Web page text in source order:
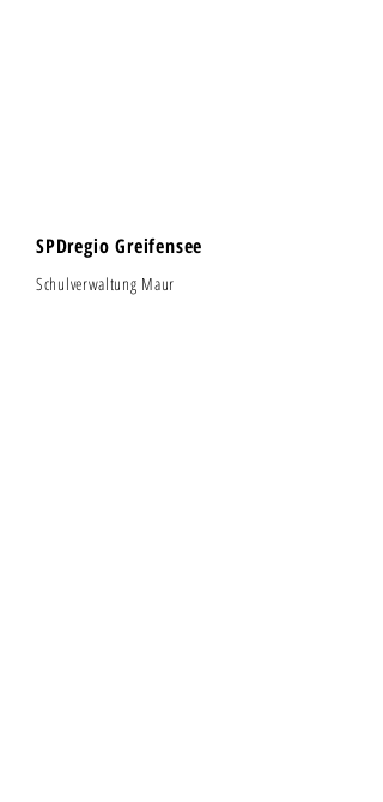
SPDregio Greifensee
Schulverwaltung Maur